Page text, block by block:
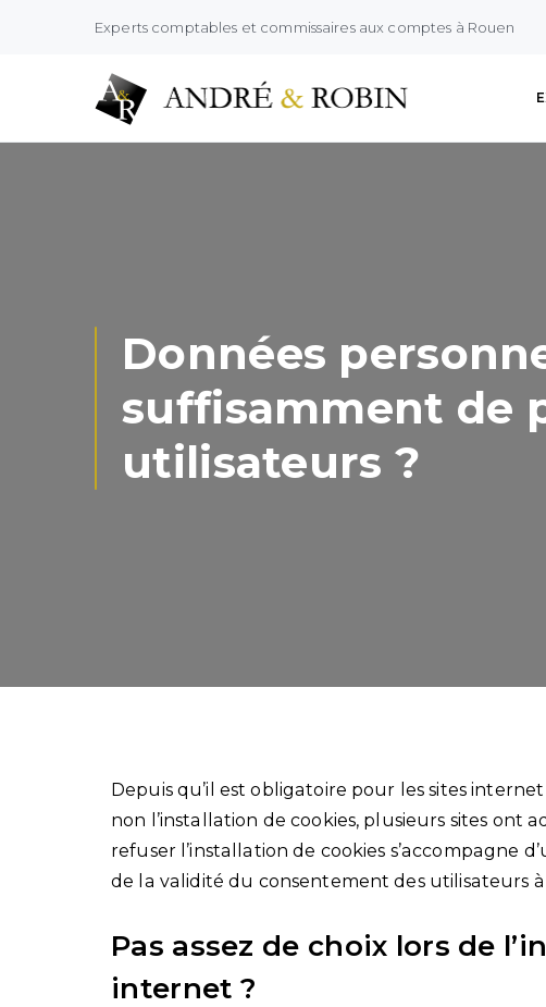
Experts comptables et commissaires aux comptes à Rouen
Données
suffisamment de
utilisateurs ?
Depuis qu’il est obligatoire pour les sites
non l’installation de cookies, plusieurs sites ont
refuser l’installation de cookies s’accompagne
de la validité du consentement des utilisateurs
Pas assez de choix lors de
internet ?